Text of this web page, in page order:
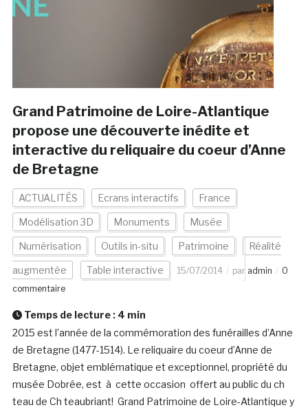
Grand Patrimoine de Loire-Atlantique
propose une découverte inédite et
interactive du reliquaire du coeur d’Anne
de Bretagne
ACTUALITÉS Ecrans interactifs France
Modélisation 3D Monuments Musée
Numérisation Outils in-situ Patrimoine Réalité
augmentée Table interactive 15/07/2014 par admin
0
commentaire
Temps de lecture : 4 min
2015 est l’année de la commémoration des funérailles d’Anne
de Bretagne (1477-1514). Le reliquaire du coeur d’Anne de
Bretagne, objet emblématique et exceptionnel, propriété du
musée Dobrée, est à cette occasion offert au public du ch
teau de Ch teaubriant! Grand Patrimoine de Loire-Atlantique y